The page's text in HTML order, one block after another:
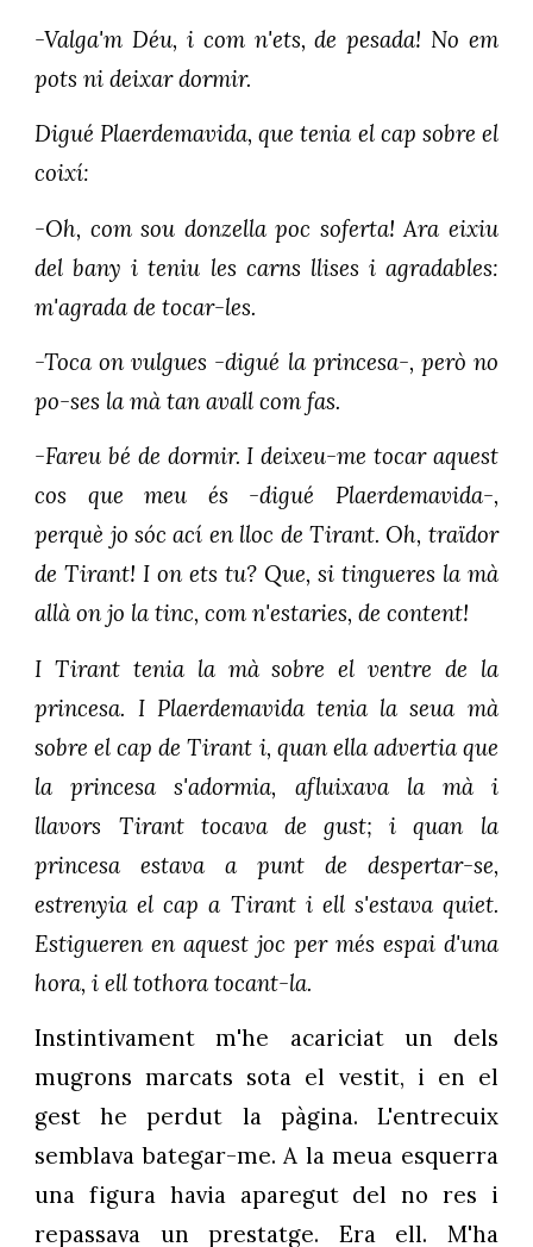
-Valga'm Déu, i com n'ets, de pesada! No em
pots ni deixar dormir.
Digué Plaerdemavida, que tenia el cap sobre el
coixí:
-Oh, com sou donzella poc soferta! Ara eixiu
del bany i teniu les carns llises i agradables:
m'agrada de tocar-les.
-Toca on vulgues -digué la princesa-, però no
po-ses la mà tan avall com fas.
-Fareu bé de dormir. I deixeu-me tocar aquest
cos que meu és -digué Plaerdemavida-,
perquè jo sóc ací en lloc de Tirant. Oh, traïdor
de Tirant! I on ets tu? Que, si tingueres la mà
allà on jo la tinc, com n'estaries, de content!
I Tirant tenia la mà sobre el ventre de la
princesa. I Plaerdemavida tenia la seua mà
sobre el cap de Tirant i, quan ella advertia que
la princesa s'adormia, afluixava la mà i
llavors Tirant tocava de gust; i quan la
princesa estava a punt de despertar-se,
estrenyia el cap a Tirant i ell s'estava quiet.
Estigueren en aquest joc per més espai d'una
hora, i ell tothora tocant-la.
Instintivament m'he acariciat un dels
mugrons marcats sota el vestit, i en el
gest he perdut la pàgina. L'entrecuix
semblava bategar-me. A la meua esquerra
una figura havia aparegut del no res i
repassava un prestatge. Era ell. M'ha